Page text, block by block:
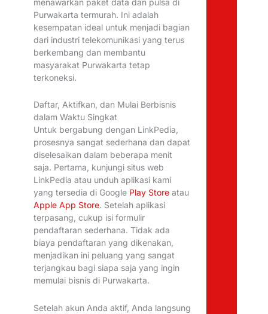
Purwakarta termurah. Ini adalah
kesempatan ideal untuk menjadi bagian
dari industri telekomunikasi yang terus
berkembang dan membantu
masyarakat Purwakarta tetap
terkoneksi.
Daftar, Aktifkan, dan Mulai Berbisnis
dalam Waktu Singkat
Untuk bergabung dengan LinkPedia,
prosesnya sangat sederhana dan dapat
diselesaikan dalam beberapa menit
saja. Pertama, kunjungi situs web
LinkPedia atau unduh aplikasi kami
yang tersedia di Google Play Store atau
Apple App Store. Setelah aplikasi
terpasang, cukup isi formulir
pendaftaran sederhana. Tidak ada
biaya pendaftaran yang dikenakan,
menjadikan ini peluang yang sangat
terjangkau bagi siapa saja yang ingin
memulai bisnis di Purwakarta.
Setelah akun Anda aktif, Anda langsung